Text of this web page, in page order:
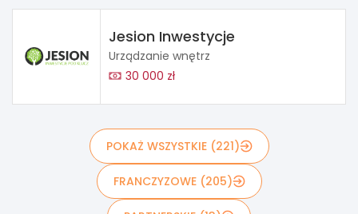
Jesion Inwestycje
Urządzanie wnętrz
30 000 zł
POKAŻ WSZYSTKIE (221)
FRANCZYZOWE (205)